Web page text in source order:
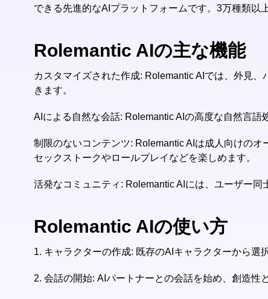
できる先進的なAIプラットフォームです。3万種類以
Rolemantic AIの主な機能
カスタマイズされた作成: Rolemantic AIでは、外見
きます。
AIによる自然な会話: Rolemantic AIの高度な自然言語
制限のないコンテンツ: Rolemantic AIは成人向けの
セックストークやロールプレイなどを楽しめます。
活発なコミュニティ: Rolemantic AIには、ユーザー
Rolemantic AIの使い方
1. キャラクターの作成: 既存のAIキャラクターから選
2. 会話の開始: AIパートナーとの会話を始め、創造性